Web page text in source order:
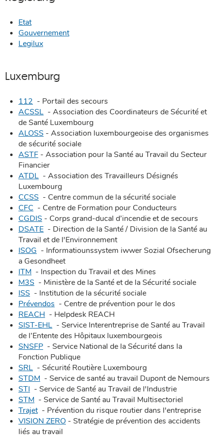
Etat
Gouvernement
Legilux
Luxemburg
112 - Portail des secours
ACSSL - Association des Coordinateurs de Sécurité et
de Santé Luxembourg
ALOSS - Association luxembourgeoise des organismes
de sécurité sociale
ASTF - Association pour la Santé au Travail du Secteur
Financier
ATDL - Association des Travailleurs Désignés
Luxembourg
CCSS - Centre commun de la sécurité sociale
CFC - Centre de Formation pour Conducteurs
CGDIS - Corps grand-ducal d’incendie et de secours
DSATE - Direction de la Santé / Division de la Santé au
Travail et de l'Environnement
ISOG - Informatiounssystem iwwer Sozial Ofsecherung
a Gesondheet
ITM - Inspection du Travail et des Mines
M3S - Ministère de la Santé et de la Sécurité sociale
ISS - Institution de la sécurité sociale
Prévendos - Centre de prévention pour le dos
REACH - Helpdesk REACH
SIST-EHL - Service Interentreprise de Santé au Travail
de l’Entente des Hôpitaux luxembourgeois
SNSFP - Service National de la Sécurité dans la
Fonction Publique
SRL - Sécurité Routière Luxembourg
STDM - Service de santé au travail Dupont de Nemours
STI - Service de Santé au Travail de l'Industrie
STM - Service de Santé au Travail Multisectoriel
Trajet- Prévention du risque routier dans l'entreprise
VISION ZERO - Stratégie de prévention des accidents
liés au travail